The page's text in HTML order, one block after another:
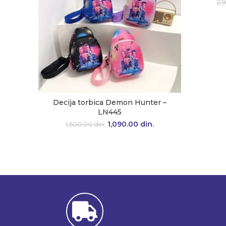
Decija torbica Demon Hunter –
LN445
1,500.00din.
Originalna cena je
1,090.00 din.